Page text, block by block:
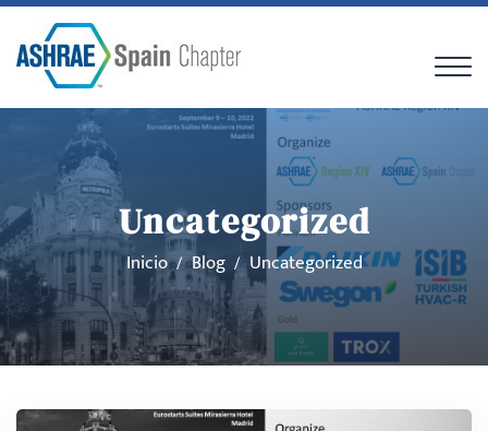
Uncategorized
Inicio Blog Uncategorized